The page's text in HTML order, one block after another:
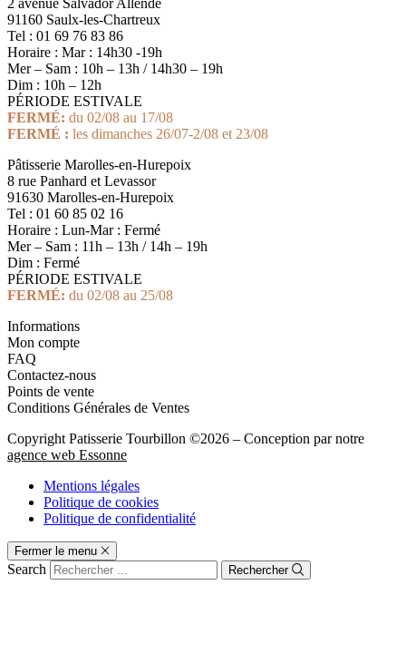
2 avenue Salvador Allende
91160 Saulx-les-Chartreux
Tel : 01 69 76 83 86
Horaire : Mar : 14h30 -19h
Mer – Sam : 10h – 13h / 14h30 – 19h
Dim : 10h – 12h
PÉRIODE ESTIVALE
FERMÉ: du 02/08 au 17/08
FERMÉ : les dimanches 26/07-2/08 et 23/08
Pâtisserie Marolles-en-Hurepoix
8 rue Panhard et Levassor
91630 Marolles-en-Hurepoix
Tel : 01 60 85 02 16
Horaire : Lun-Mar : Fermé
Mer – Sam : 11h – 13h / 14h – 19h
Dim : Fermé
PÉRIODE ESTIVALE
FERMÉ: du 02/08 au 25/08
Informations
Mon compte
FAQ
Contactez-nous
Points de vente
Conditions Générales de Ventes
Copyright Patisserie Tourbillon ©2026 – Conception par notre
agence web Essonne
Mentions légales
Politique de cookies
Politique de confidentialité
Fermer le menu
Search Rechercher